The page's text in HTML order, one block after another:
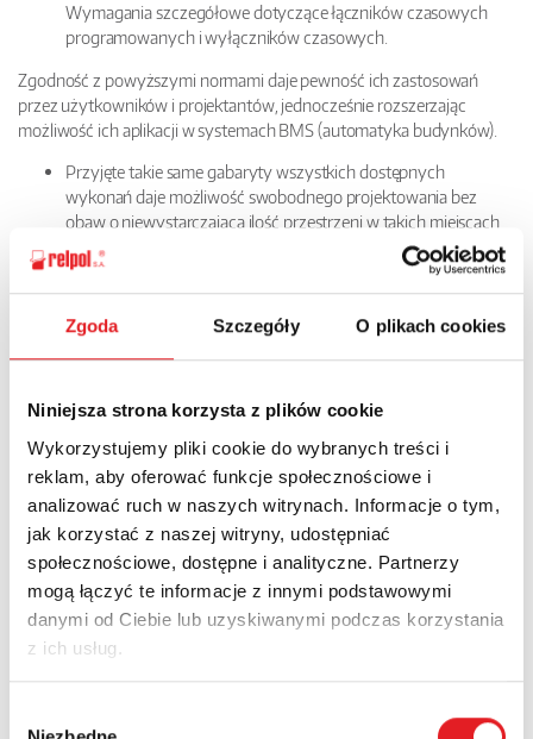
Zgoda Szczegóły O plikach cookies
Niniejsza strona korzysta z plików cookie
Wykorzystujemy pliki cookie do wybranych treści i
reklam, aby oferować funkcje społecznościowe i
analizować ruch w naszych witrynach. Informacje o tym,
jak korzystać z naszej witryny, udostępniać
społecznościowe, dostępne i analityczne. Partnerzy
mogą łączyć te informacje z innymi podstawowymi
danymi od Ciebie lub uzyskiwanymi podczas korzystania
z ich usług.
Wymagania szczegółowe dotyczące łączników czasowych
programowanych i wyłączników czasowych.
Zgodność z powyższymi normami daje pewność ich zastosowań
przez użytkowników i projektantów, jednocześnie rozszerzając
możliwość ich aplikacji w systemach BMS (automatyka budynków).
Przyjęte takie same gabaryty wszystkich dostępnych
wykonań daje możliwość swobodnego projektowania bez
obaw o niewystarczającą ilość przestrzeni w takich miejscach
jak skrzynki AKP, szafy sterownicze.
Dodatkowa funkcjonalność zawierająca wyjście typu PWM w
wykonaniu RWT TPD1 pozwala na kontrolę innych urządzeń –
elementów pętli sterowania.
RWT-TPD1 –Tygodniowy Zegar Cyfrowy
52 programy, program impulsowy
Tryb świąteczny
Automatyczne przełączanie czasu letniego i
zimowego
Automatyczny transfer dni tygodnia
Włączanie i wyłączanie pomp, klimatyzacji,
ogrzewania, oświetlenia oraz dzwonków